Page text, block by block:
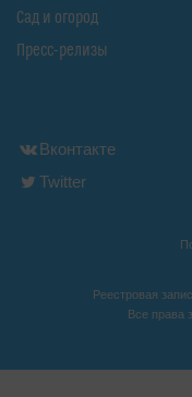
Сад и огород
Пресс-релизы
Вконтакте
Twitter
Реестровая
Все права